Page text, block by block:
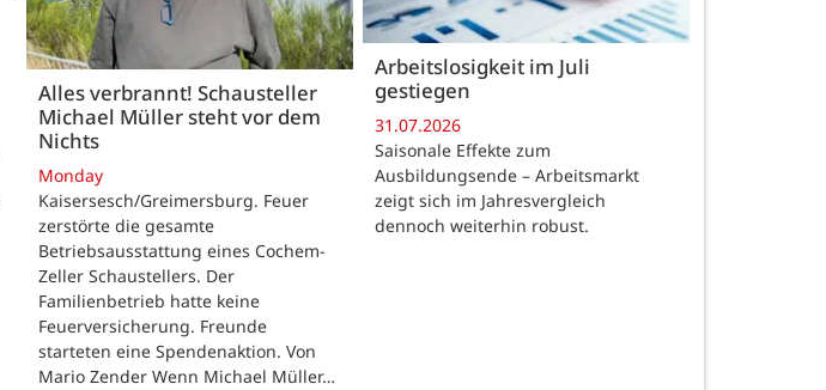
Alles verbrannt! Schausteller
Michael Müller steht vor dem
Nichts
Monday
Kaisersesch/Greimersburg. Feuer
zerstörte die gesamte
Betriebsausstattung eines Cochem-
Zeller Schaustellers. Der
Familienbetrieb hatte keine
Feuerversicherung. Freunde
starteten eine Spendenaktion. Von
Mario Zender Wenn Michael Müller…
Arbeitslosigkeit im Juli
gestiegen
31.07.2026
Saisonale Effekte zum
Ausbildungsende – Arbeitsmarkt
zeigt sich im Jahresvergleich
dennoch weiterhin robust.